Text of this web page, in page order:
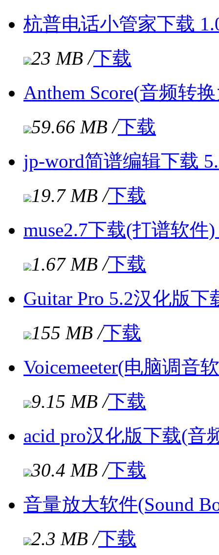
杭普电话小管家下载
23 MB /下载
Anthem Score(音频转
59.66 MB /下载
jp-word简谱编辑下载
19.7 MB /下载
muse2.7下载(打谱软件
1.67 MB /下载
Guitar Pro 5.2汉化版下
155 MB /下载
Voicemeeter(电脑调音
9.15 MB /下载
acid pro汉化版下载(音
30.4 MB /下载
音量放大软件(Sound
2.3 MB /下载